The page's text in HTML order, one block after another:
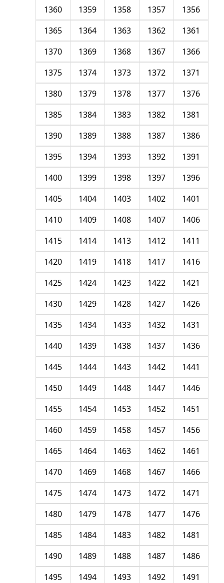
1356
1357
1358
1359
1360
1361
1362
1363
1364
1365
1366
1367
1368
1369
1370
1371
1372
1373
1374
1375
1376
1377
1378
1379
1380
1381
1382
1383
1384
1385
1386
1387
1388
1389
1390
1391
1392
1393
1394
1395
1396
1397
1398
1399
1400
1401
1402
1403
1404
1405
1406
1407
1408
1409
1410
1411
1412
1413
1414
1415
1416
1417
1418
1419
1420
1421
1422
1423
1424
1425
1426
1427
1428
1429
1430
1431
1432
1433
1434
1435
1436
1437
1438
1439
1440
1441
1442
1443
1444
1445
1446
1447
1448
1449
1450
1451
1452
1453
1454
1455
1456
1457
1458
1459
1460
1461
1462
1463
1464
1465
1466
1467
1468
1469
1470
1471
1472
1473
1474
1475
1476
1477
1478
1479
1480
1481
1482
1483
1484
1485
1486
1487
1488
1489
1490
1491
1492
1493
1494
1495